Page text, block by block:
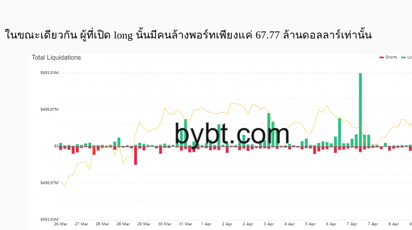
ในขณะเดียวกัน ผู้ที่เปิด long นั้นมีคนล้างพอร์ทเพียงแค่ 67.77 ล้านดอลลาร์เท่านั้น